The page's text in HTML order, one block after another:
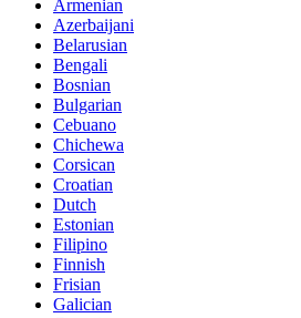
Armenian
Azerbaijani
Belarusian
Bengali
Bosnian
Bulgarian
Cebuano
Chichewa
Corsican
Croatian
Dutch
Estonian
Filipino
Finnish
Frisian
Galician